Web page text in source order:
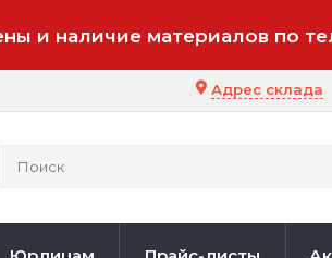
и наличие материалов по
Адрес склада